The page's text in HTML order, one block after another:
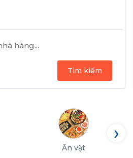
Tìm kiếm
Ăn vặt
›